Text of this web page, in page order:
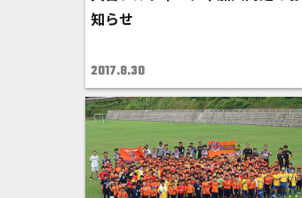
知らせ
2017.8.30